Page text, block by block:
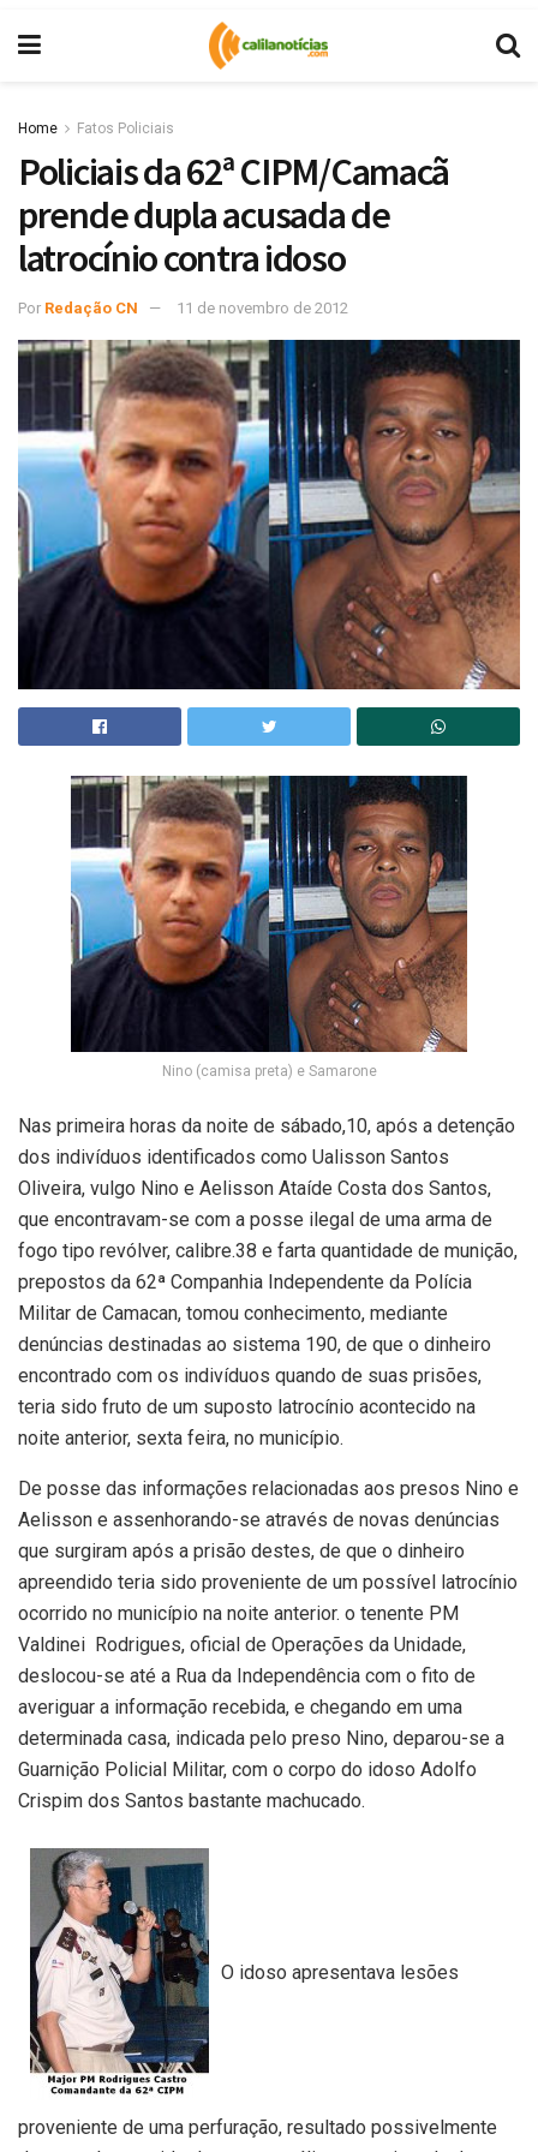
Home Fatos Policiais
Policiais da 62ª CIPM/Camacã
prende dupla acusada de
latrocínio contra idoso
Por Redação CN 11 de novembro de 2012
Nino (camisa preta) e Samarone
Nas primeira horas da noite de sábado,10, após a detenção
dos indivíduos identificados como Ualisson Santos
Oliveira, vulgo Nino e Aelisson Ataíde Costa dos Santos,
que encontravam-se com a posse ilegal de uma arma de
fogo tipo revólver, calibre.38 e farta quantidade de munição,
prepostos da 62ª Companhia Independente da Polícia
Militar de Camacan, tomou conhecimento, mediante
denúncias destinadas ao sistema 190, de que o dinheiro
encontrado com os indivíduos quando de suas prisões,
teria sido fruto de um suposto latrocínio acontecido na
noite anterior, sexta feira, no município.
De posse das informações relacionadas aos presos Nino e
Aelisson e assenhorando-se através de novas denúncias
que surgiram após a prisão destes, de que o dinheiro
apreendido teria sido proveniente de um possível latrocínio
ocorrido no município na noite anterior. o tenente PM
Valdinei Rodrigues, oficial de Operações da Unidade,
deslocou-se até a Rua da Independência com o fito de
averiguar a informação recebida, e chegando em uma
determinada casa, indicada pelo preso Nino, deparou-se a
Guarnição Policial Militar, com o corpo do idoso Adolfo
Crispim dos Santos bastante machucado.
O idoso apresentava lesões
proveniente de uma perfuração, resultado possivelmente